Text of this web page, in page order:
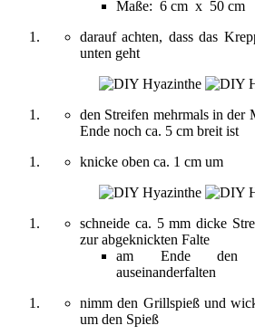
Maße: 6 cm x 50 cm
darauf achten, dass das
unten geht
den Streifen mehrmals in der
Ende noch ca. 5 cm breit ist
knicke oben ca. 1 cm um
schneide ca. 5 mm dicke
zur abgeknickten Falte
am Ende den
auseinanderfalten
nimm den Grillspieß und
um den Spieß